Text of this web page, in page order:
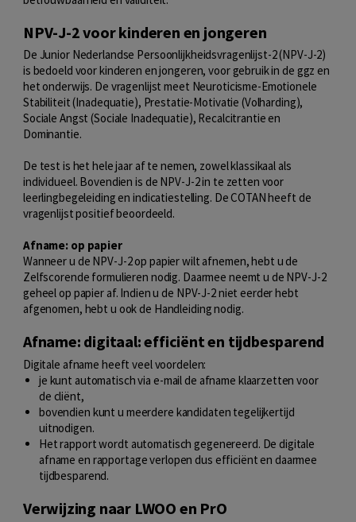
NPV-J-2 voor kinderen en jongeren
De Junior Nederlandse Persoonlijkheidsvragenlijst-2 (NPV-J-2)
is bedoeld voor kinderen en jongeren, voor gebruik in de ggz en
het onderwijs. De vragenlijst meet Neuroticisme-Emotionele
Stabiliteit (Inadequatie), Prestatie-Motivatie (Volharding),
Sociale Angst (Sociale Inadequatie), Recalcitrantie en
Dominantie.
De test is het hele jaar af te nemen, zowel klassikaal als
individueel. Bovendien is de NPV-J-2 in te zetten voor
leerlingbegeleiding en indicatiestelling. De COTAN heeft de
vragenlijst positief beoordeeld.
Afname: op papier
Wanneer u de NPV-J-2 op papier wilt afnemen, hebt u de
Zelfscorende formulieren nodig. Daarmee neemt u de NPV-J-2
geheel op papier af. Indien u de NPV-J-2 niet eerder hebt
afgenomen, hebt u ook de Handleiding nodig.
Afname: digitaal: efficiënt en tijdbesparend
Digitale afname heeft veel voordelen:
je kunt automatisch via e-mail de afname klaarzetten voor
de cliënt,
bovendien kunt u meerdere kandidaten tegelijkertijd
uitnodigen.
Het rapport wordt automatisch gegenereerd. De digitale
afname en rapportage verlopen dus efficiënt en daarmee
tijdbesparend.
Verwijzing naar LWOO en PrO